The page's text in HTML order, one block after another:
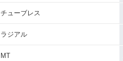
チューブレス
ラジアル
MT